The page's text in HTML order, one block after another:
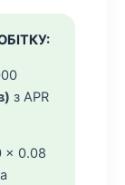
з APR
× 0.08